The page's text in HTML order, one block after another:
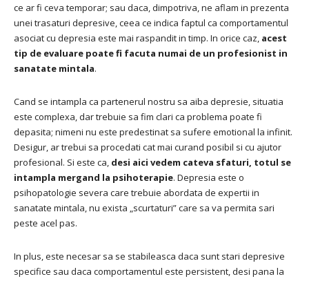
ce ar fi ceva temporar; sau daca, dimpotriva, ne aflam in prezenta
unei trasaturi depresive, ceea ce indica faptul ca comportamentul
asociat cu depresia este mai raspandit in timp. In orice caz, acest
tip de evaluare poate fi facuta numai de un profesionist in
sanatate mintala.
Cand se intampla ca partenerul nostru sa aiba depresie, situatia
este complexa, dar trebuie sa fim clari ca problema poate fi
depasita; nimeni nu este predestinat sa sufere emotional la infinit.
Desigur, ar trebui sa procedati cat mai curand posibil si cu ajutor
profesional. Si este ca, desi aici vedem cateva sfaturi, totul se
intampla mergand la psihoterapie. Depresia este o
psihopatologie severa care trebuie abordata de expertii in
sanatate mintala, nu exista „scurtaturi” care sa va permita sari
peste acel pas.
In plus, este necesar sa se stabileasca daca sunt stari depresive
specifice sau daca comportamentul este persistent, desi pana la